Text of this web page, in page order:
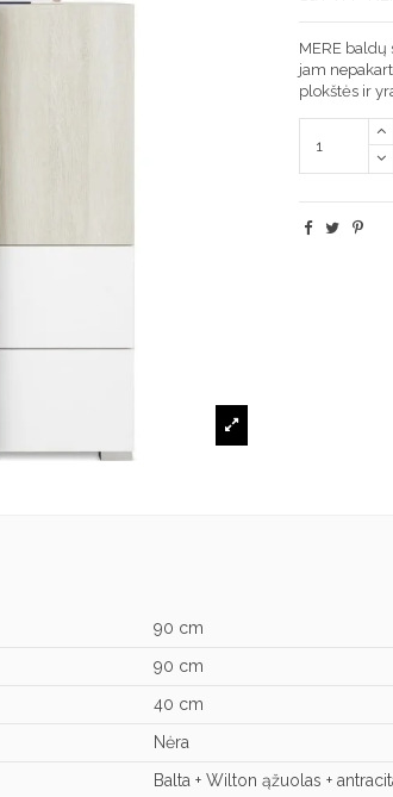
MERE
jam
plokštės ir
90 cm
90 cm
40 cm
Nėra
Balta + Wilton ąžuolas +